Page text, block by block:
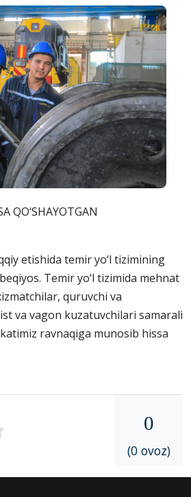
QO‘SHAYOTGAN
etishida temir yo‘l tizimining
Temir yo‘l tizimida mehnat
quruvchi va
va vagon kuzatuvchilari samarali
ravnaqiga munosib hissa
0
(0 ovoz)